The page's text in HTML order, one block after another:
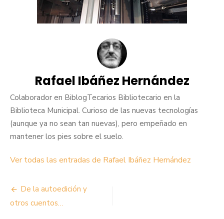
Rafael Ibáñez Hernández
Colaborador en BiblogTecarios Bibliotecario en la
Biblioteca Municipal. Curioso de las nuevas tecnologías
(aunque ya no sean tan nuevas), pero empeñado en
mantener los pies sobre el suelo.
Ver todas las entradas de Rafael Ibáñez Hernández
Navegación
de
De la autoedición y
otros cuentos…